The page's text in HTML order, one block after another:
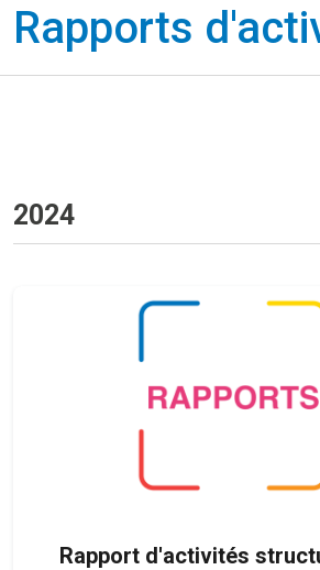
Rapports
2024
Rapport d'activités